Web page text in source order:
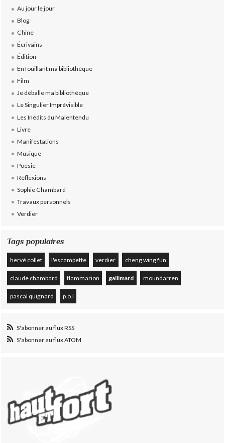
Au jour le jour
Blog
Chine
Écrivains
Édition
En fouillant ma bibliothèque
Film
Je déballe ma bibliothèque
Le Singulier Imprévisible
Les Inédits du Malentendu
Livre
Manifestations
Musique
Poésie
Réflexions
Sophie Chambard
Travaux personnels
Verdier
Tags populaires
hervé collet l'escampette verdier cheng wing fun
claude chambard flammarion gallimard moundarren
pascal quignard p.o.l
S'abonner au flux RSS
S'abonner au flux ATOM